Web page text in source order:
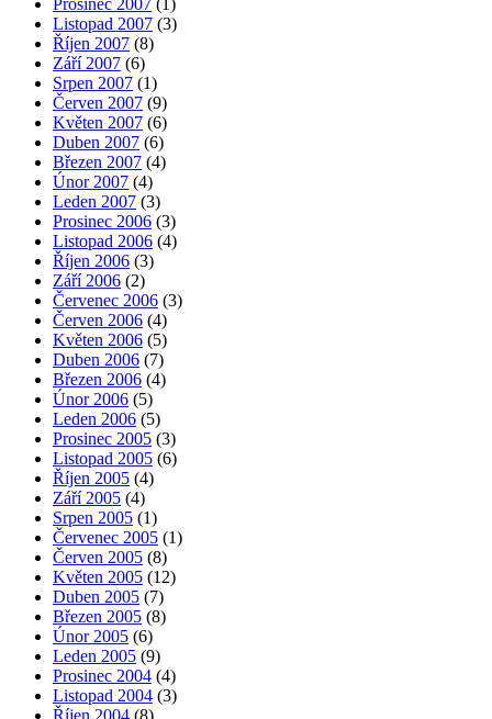
Listopad 2007 (3)
Říjen 2007 (8)
Září 2007 (6)
Srpen 2007 (1)
Červen 2007 (9)
Květen 2007 (6)
Duben 2007 (6)
Březen 2007 (4)
Únor 2007 (4)
Leden 2007 (3)
Prosinec 2006 (3)
Listopad 2006 (4)
Říjen 2006 (3)
Září 2006 (2)
Červenec 2006 (3)
Červen 2006 (4)
Květen 2006 (5)
Duben 2006 (7)
Březen 2006 (4)
Únor 2006 (5)
Leden 2006 (5)
Prosinec 2005 (3)
Listopad 2005 (6)
Říjen 2005 (4)
Září 2005 (4)
Srpen 2005 (1)
Červenec 2005 (1)
Červen 2005 (8)
Květen 2005 (12)
Duben 2005 (7)
Březen 2005 (8)
Únor 2005 (6)
Leden 2005 (9)
Prosinec 2004 (4)
Listopad 2004 (3)
Říjen 2004 (8)